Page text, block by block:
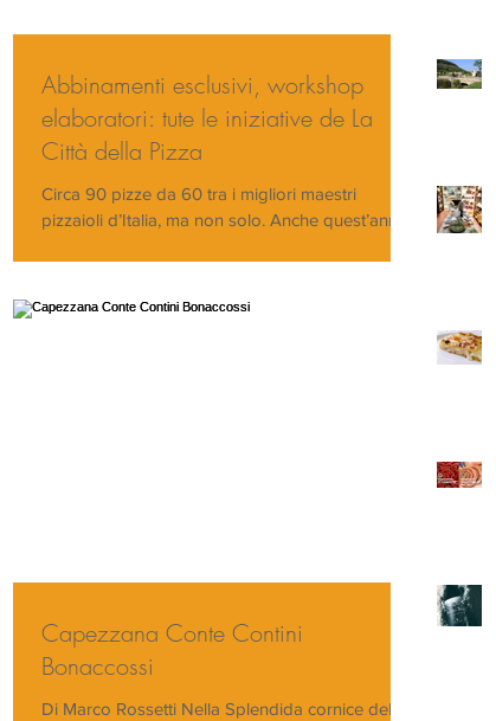
Abbinamenti esclusivi, workshop
elaboratori: tute le iniziative de La
Città della Pizza
Circa 90 pizze da 60 tra i migliori maestri
pizzaioli d’Italia, ma non solo. Anche quest’anno
Capezzana Conte Contini
Bonaccossi
Di Marco Rossetti Nella Splendida cornice delle